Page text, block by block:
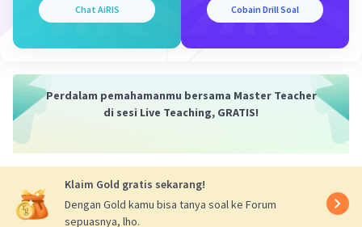
m/s, kecepatan akhir mobil adalah 0 m/s, dan
percepatan atau perlambatan mobil tersebut
a = (0 - 25) / 10
a = -2.5 m/s^2
B. Arah percepatan atau perlambatannya
Berdasarkan hasil perhitungan di atas, diketahui
Chat AiRIS Cobain Drill Soal
Perdalam pemahamanmu bersama Master Teacher
di sesi Live Teaching, GRATIS!
Klaim Gold gratis sekarang!
Dengan Gold kamu bisa tanya soal ke Forum
sepuasnya, lho.